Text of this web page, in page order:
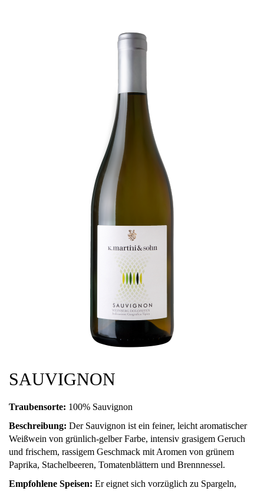
SAUVIGNON
Traubensorte: 100% Sauvignon
Beschreibung: Der Sauvignon ist ein feiner, leicht aromatischer
Weißwein von grünlich-gelber Farbe, intensiv grasigem Geruch
und frischem, rassigem Geschmack mit Aromen von grünem
Paprika, Stachelbeeren, Tomatenblättern und Brennnessel.
Empfohlene Speisen: Er eignet sich vorzüglich zu Spargeln,